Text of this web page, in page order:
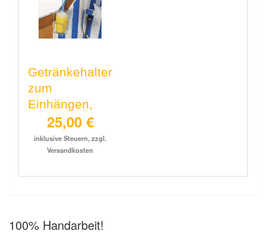
Getränkehalter
zum
Einhängen,
25,00 €
inklusive Steuern, zzgl.
Versandkosten
100% Handarbeit!